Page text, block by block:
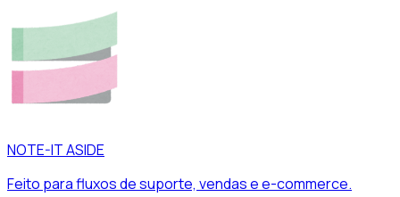
NOTE-IT ASIDE
Feito para fluxos de suporte, vendas e e-commerce.